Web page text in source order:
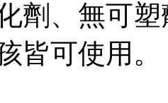
劑、無可
皆可使用。